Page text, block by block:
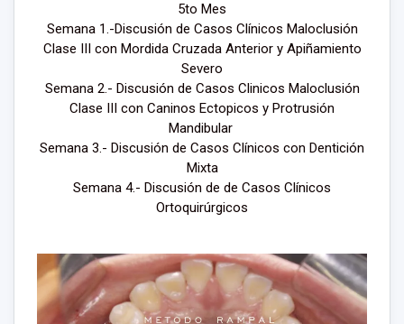
5to Mes
Semana 1.-Discusión de Casos Clínicos Maloclusión
Clase III con Mordida Cruzada Anterior y Apiñamiento
Severo
Semana 2.- Discusión de Casos Clinicos Maloclusión
Clase III con Caninos Ectopicos y Protrusión
Mandibular
Semana 3.- Discusión de Casos Clínicos con Dentición
Mixta
Semana 4.- Discusión de de Casos Clínicos
Ortoquirúrgicos